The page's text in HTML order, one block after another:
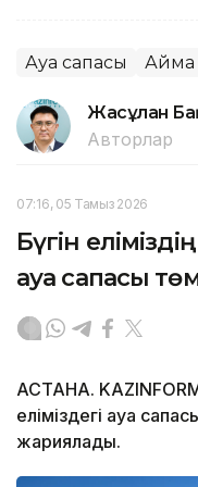
Ауа сапасы Аймақ
Жасұлан
Авторлар
07:16, 05 Тамыз 2026
Бүгін
ауа сапасы
АСТАНА.
еліміздегі ауа
жариялады.